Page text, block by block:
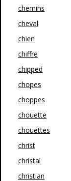
chemins
cheval
chien
chiffre
chipped
chopes
choppes
chouette
chouettes
christ
christal
christian